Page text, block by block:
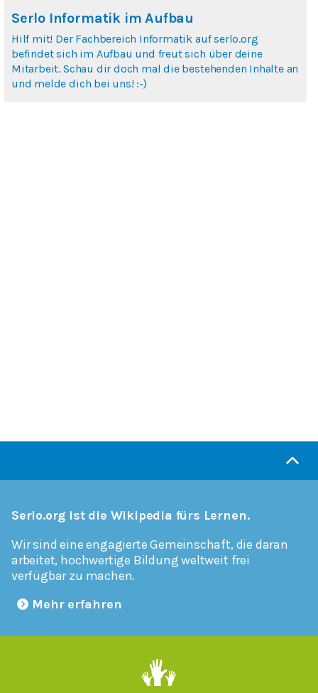
Serlo Informatik im Aufbau
Hilf mit! Der Fachbereich Informatik auf serlo.org
befindet sich im Aufbau und freut sich über deine
Mitarbeit. Schau dir doch mal die bestehenden Inhalte an
und melde dich bei uns! :-)
Serlo.org ist die Wikipedia fürs Lernen.
Wir sind eine engagierte Gemeinschaft, die daran
arbeitet, hochwertige Bildung weltweit frei
verfügbar zu machen.
Mehr erfahren